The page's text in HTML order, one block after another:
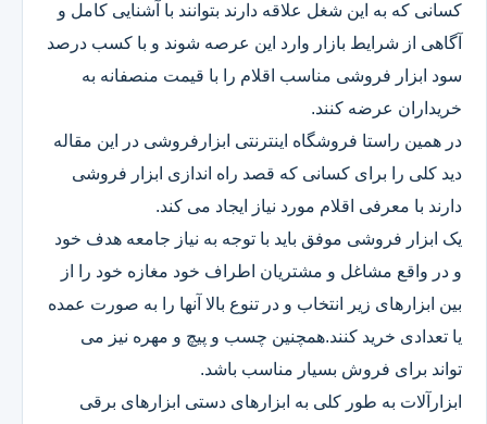
کسانی که به این شغل علاقه دارند بتوانند با آشنایی کامل و
آگاهی از شرایط بازار وارد این عرصه شوند و با کسب درصد
سود ابزار فروشی مناسب اقلام را با قیمت منصفانه به
خریداران عرضه کنند.
در همین راستا فروشگاه اینترنتی ابزارفروشی در این مقاله
دید کلی را برای کسانی که قصد راه اندازی ابزار فروشی
دارند با معرفی اقلام مورد نیاز ایجاد می کند.
یک ابزار فروشی موفق باید با توجه به نیاز جامعه هدف خود
و در واقع مشاغل و مشتریان اطراف خود مغازه خود را از
بین ابزارهای زیر انتخاب و در تنوع بالا آنها را به صورت عمده
یا تعدادی خرید کنند.همچنین چسب و پیچ و مهره نیز می
تواند برای فروش بسیار مناسب باشد.
ابزارآلات به طور کلی به ابزارهای دستی ابزارهای برقی